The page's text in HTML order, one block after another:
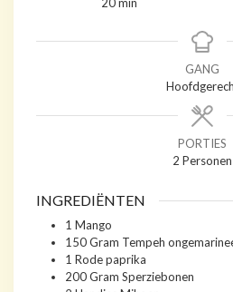
GANG
PORTIES
2 Personen
INGREDIËNTEN
1 Mango
150Gram Tempeh
1 Rode paprika
200Gram Sperziebonen